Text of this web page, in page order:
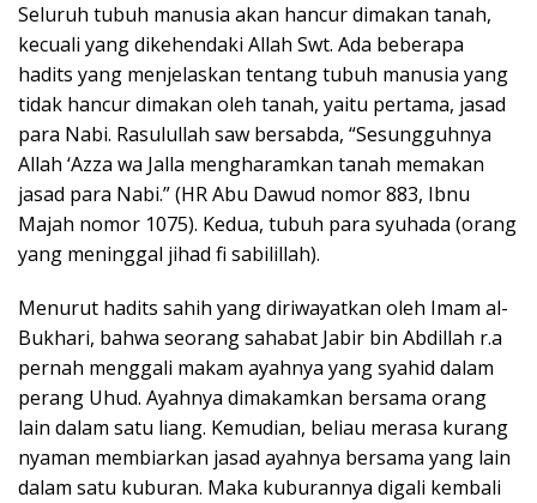
Seluruh tubuh manusia akan hancur dimakan tanah,
kecuali yang dikehendaki Allah Swt. Ada beberapa
hadits yang menjelaskan tentang tubuh manusia yang
tidak hancur dimakan oleh tanah, yaitu pertama, jasad
para Nabi. Rasulullah saw bersabda, “Sesungguhnya
Allah ‘Azza wa Jalla mengharamkan tanah memakan
jasad para Nabi.” (HR Abu Dawud nomor 883, Ibnu
Majah nomor 1075). Kedua, tubuh para syuhada (orang
yang meninggal jihad fi sabilillah).
Menurut hadits sahih yang diriwayatkan oleh Imam al-
Bukhari, bahwa seorang sahabat Jabir bin Abdillah r.a
pernah menggali makam ayahnya yang syahid dalam
perang Uhud. Ayahnya dimakamkan bersama orang
lain dalam satu liang. Kemudian, beliau merasa kurang
nyaman membiarkan jasad ayahnya bersama yang lain
dalam satu kuburan. Maka kuburannya digali kembali